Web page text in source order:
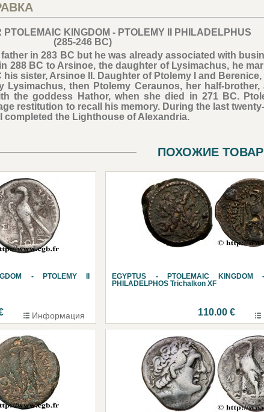
PTOLEMAIC KINGDOM - PTOLEMY II PHILADELPHUS
(285-246 BC)
in 283 BC but he was already associated with
288 BC to Arsinoe, the daughter of Lysimachus, he
his sister, Arsinoe II. Daughter of Ptolemy I and Berenice,
Lysimachus, then Ptolemy Ceraunos, her half-brother,
the goddess Hathor, when she died in 271 BC.
restitution to recall his memory. During the last
completed the Lighthouse of Alexandria.
ПОХОЖИЕ
- PTOLEMY II
Информация
EGYPTUS - PTOLEMAIC
PHILADELPHOS Trichalkon XF
110.00 €